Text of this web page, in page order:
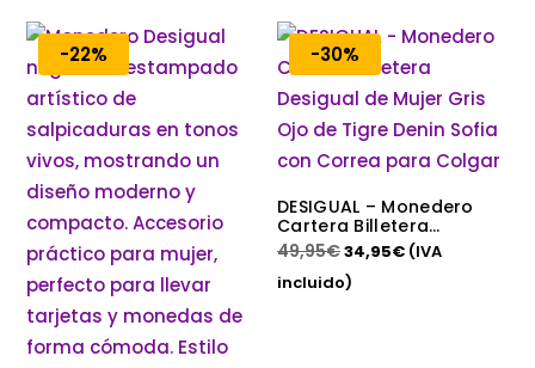
-22% -30%
DESIGUAL – Monedero
Cartera Billetera
Desigual de Mujer Gris
Ojo de Tigre Denin Sofia
con Correa para Colgar
49,95€34,95€ (IVA
incluido)